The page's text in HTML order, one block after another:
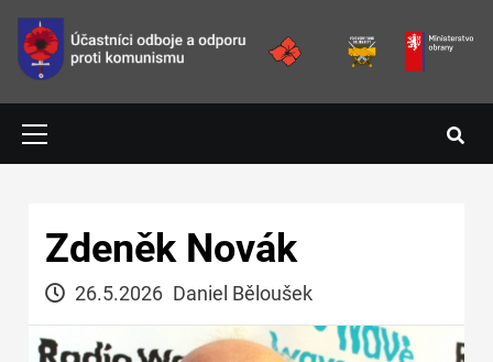
Přejít k hlavnímu obsahu
Menu
Zdeněk Novák
26.5.2026 Daniel Běloušek